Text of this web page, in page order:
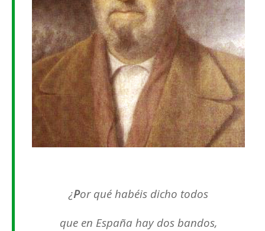
¿Por qué habéis dicho todos
que en España hay dos bandos,